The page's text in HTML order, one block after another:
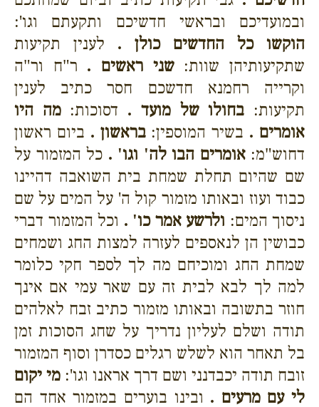
ובמועדיכם ובראשי חדשיכם ותקעתם וגו':
הוקשו כל החדשים כולן . לענין תקיעות
שתקיעותיהן שוות:שני ראשים . ר"ח ור"ה
וקרייה רחמנא חדשכם חסר כתיב לענין
תקיעות: בחולו של מועד . דסוכות:מה היו
אומרים . בשיר המוספין:בראשון . ביום ראשון
דחוש"מ:אומרים הבו לה' וגו' . כל המזמור על
שם שהיום תחלת שמחת בית השואבה דהיינו
כבוד ועוז ובאותו מזמור קול ה' על המים על שם
ניסוך המים: ולרשע אמר כו' . וכל המזמור דברי
כבושין הן לנאספים לעזרה למצות החג ושמחים
שמחת החג ומוכיחם מה לך לספר חקי כלומר
למה לך לבא לבית זה עם שאר עמי אם אינך
חוזר בתשובה ובאותו מזמור כתיב זבח לאלהים
תודה ושלם לעליון נדריך על שחג הסוכות זמן
בל תאחר הוא לשלש רגלים כסדרן וסוף המזמור
זובח תודה יכבדנני ושם דרך אראנו וגו': מי יקום
לי עם מרעים . ובינו בוערים במזמור אחד הם